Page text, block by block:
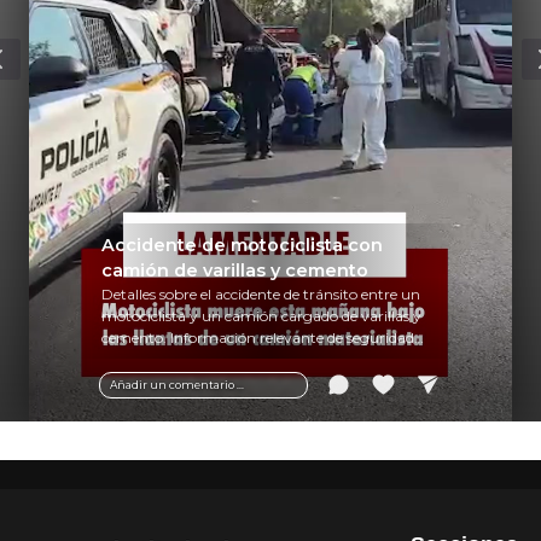
Añadir un comentario ...
Accidente de motociclista con
camión de varillas y cemento
Detalles sobre el accidente de tránsito entre un
motociclista y un camión cargado de varillas y
cemento. Información relevante de seguridad
vial y recomendaciones para motociclistas.